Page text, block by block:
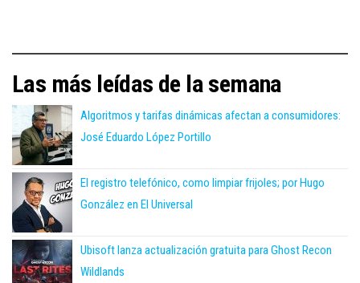
Las más leídas de la semana
Algoritmos y tarifas dinámicas afectan a consumidores:
José Eduardo López Portillo
El registro telefónico, como limpiar frijoles; por Hugo
González en El Universal
Ubisoft lanza actualización gratuita para Ghost Recon
Wildlands